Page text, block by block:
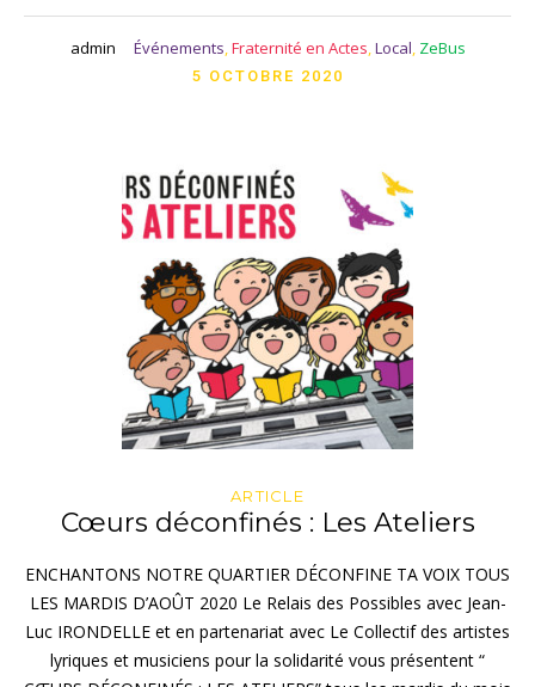
admin Événements,Fraternité en Actes,Local, ZeBus
5 OCTOBRE 2020
ARTICLE
Cœurs déconfinés : Les Ateliers
ENCHANTONS NOTRE QUARTIER DÉCONFINE TA VOIX TOUS
LES MARDIS D’AOÛT 2020 Le Relais des Possibles avec Jean-
Luc IRONDELLE et en partenariat avec Le Collectif des artistes
lyriques et musiciens pour la solidarité vous présentent “